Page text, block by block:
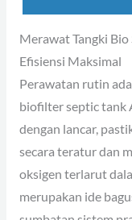
Merawat Tangki
Efisiensi Maksimal
Perawatan rutin
biofilter septic tank
dengan lancar,
secara teratur dan
oksigen terlarut
merupakan ide